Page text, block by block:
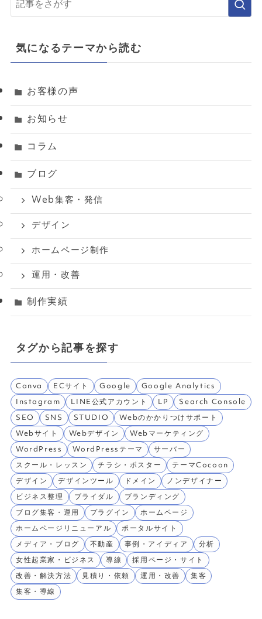
気になるテーマから読む
お客様の声
お知らせ
コラム
ブログ
Web集客・発信
デザイン
ホームページ制作
運用・改善
制作実績
タグから記事を探す
Canva ECサイト Google
Google Analytics
Instagram
LINE公式アカウント LP
Search Console
SEO
SNS STUDIO
Webのかかりつけサポート
Webサイト
Webデザイン
Webマーケティング
WordPress
WordPressテーマ
サーバー
スクール・レッスン
チラシ・ポスター
テーマCocoon
デザイン
デザインツール ドメイン
ノンデザイナー
ビジネス整理
ブライダル
ブランディング
ブログ集客・運用
プラグイン
ホームページ
ホームページリニューアル
ポータルサイト
メディア・ブログ
不動産 事例・アイディア
分析
女性起業家・ビジネス
導線
採用ページ・サイト
改善・解決方法
見積り・依頼 運用・改善
集客
集客・導線